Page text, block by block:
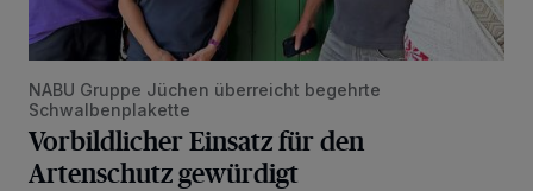
NABU Gruppe Jüchen überreicht begehrte
Schwalbenplakette
Vorbildlicher Einsatz für den
Artenschutz gewürdigt